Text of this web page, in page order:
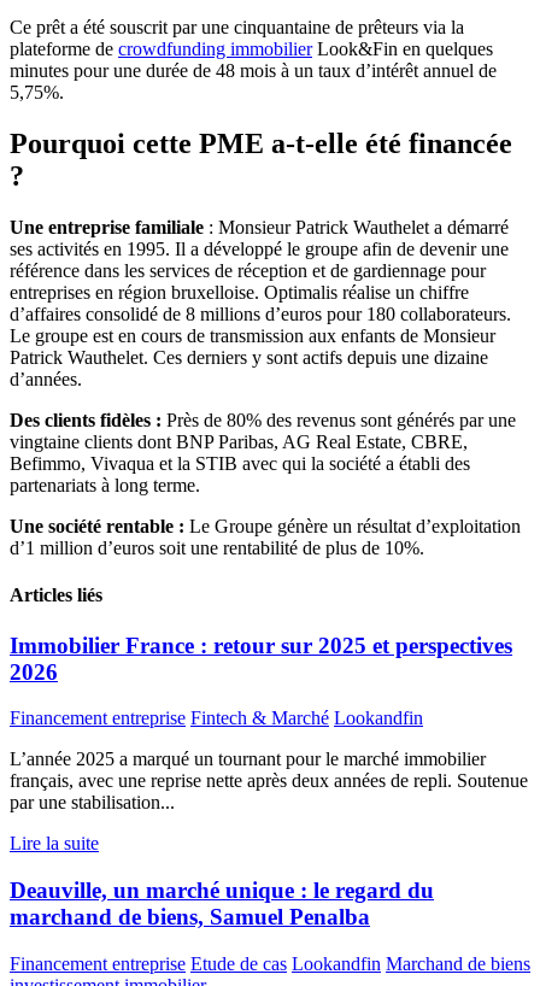
Ce prêt a été souscrit par une cinquantaine de prêteurs via la
plateforme de crowdfunding immobilierLook&Fin en quelques
minutes pour une durée de 48 mois à un taux d’intérêt annuel de
5,75%.
Pourquoi cette PME a-t-elle été financée
?
Une entreprise familiale : Monsieur Patrick Wauthelet a démarré
ses activités en 1995. Il a développé le groupe afin de devenir une
référence dans les services de réception et de gardiennage pour
entreprises en région bruxelloise. Optimalis réalise un chiffre
d’affaires consolidé de 8 millions d’euros pour 180 collaborateurs.
Le groupe est en cours de transmission aux enfants de Monsieur
Patrick Wauthelet. Ces derniers y sont actifs depuis une dizaine
d’années.
Des clients fidèles : Près de 80% des revenus sont générés par une
vingtaine clients dont BNP Paribas, AG Real Estate, CBRE,
Befimmo, Vivaqua et la STIB avec qui la société a établi des
partenariats à long terme.
Une société rentable : Le Groupe génère un résultat d’exploitation
d’1 million d’euros soit une rentabilité de plus de 10%.
Articles liés
Immobilier France : retour sur 2025 et perspectives
2026
Financement entreprise Fintech & Marché Lookandfin
L’année 2025 a marqué un tournant pour le marché immobilier
français, avec une reprise nette après deux années de repli. Soutenue
par une stabilisation...
Lire la suite
Deauville, un marché unique : le regard du
marchand de biens, Samuel Penalba
Financement entreprise Etude de cas Lookandfin Marchand de biens